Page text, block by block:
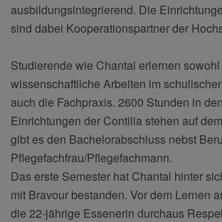
ausbildungsintegrierend. Die
sind dabei Kooperationspartner der
Studierende wie Chantal erlernen
wissenschaftliche Arbeiten im
auch die Fachpraxis. 2600 Stunden in
Einrichtungen der Contilia stehen auf
gibt es den Bachelorabschluss nebst
Pflegefachfrau/Pflegefachmann.
Das erste Semester hat Chantal hinter
mit Bravour bestanden. Vor dem Lernen
die 22-jährige Essenerin durchaus